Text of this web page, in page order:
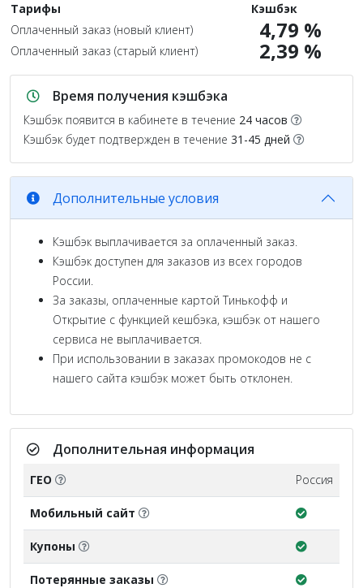
Тарифы
Кэшбэк
Оплаченный заказ (новый клиент)
4,79 %
Оплаченный заказ (старый клиент) 2,39 %
Время получения кэшбэка
Кэшбэк появится в кабинете в течение 24 часов
Кэшбэк будет подтвержден в течение 31-45 дней
Дополнительные условия
Кэшбэк выплачивается за оплаченный заказ.
Кэшбэк доступен для заказов из всех городов
России.
За заказы, оплаченные картой Тинькофф и
Открытие с функцией кешбэка, кэшбэк от нашего
сервиса не выплачивается.
При использовании в заказах промокодов не с
нашего сайта кэшбэк может быть отклонен.
Дополнительная информация
ГЕО Россия
Мобильный сайт
Купоны
Потерянные заказы